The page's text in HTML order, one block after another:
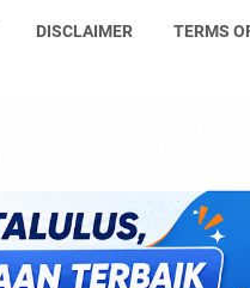
DISCLAIMER TERMS